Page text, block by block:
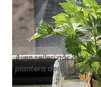
Även selleri går att
plantera den i en kruka.